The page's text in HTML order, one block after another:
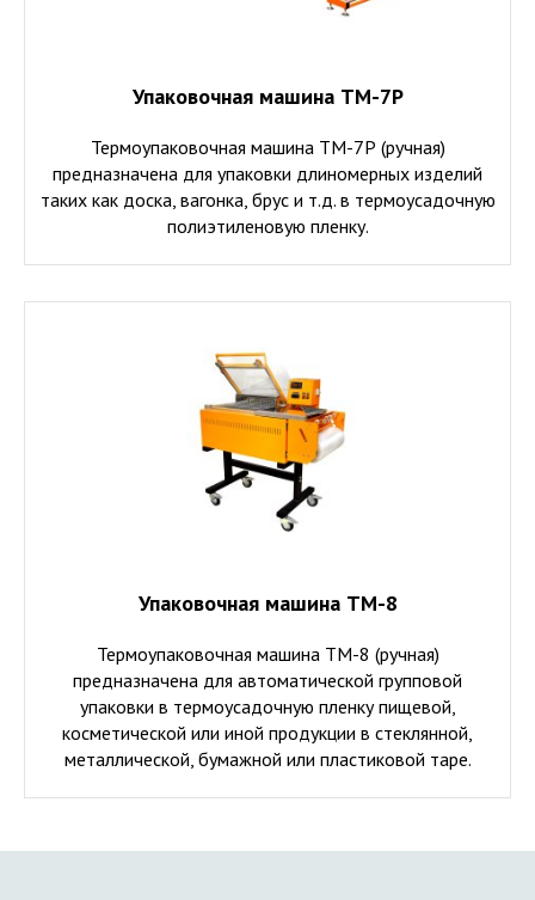
Упаковочная машина ТМ-7Р
Термоупаковочная машина ТМ-7Р (ручная)
предназначена для упаковки длиномерных изделий
таких как доска, вагонка, брус и т.д. в термоусадочную
полиэтиленовую пленку.
Упаковочная машина ТМ-8
Термоупаковочная машина ТМ-8 (ручная)
предназначена для автоматической групповой
упаковки в термоусадочную пленку пищевой,
косметической или иной продукции в стеклянной,
металлической, бумажной или пластиковой таре.